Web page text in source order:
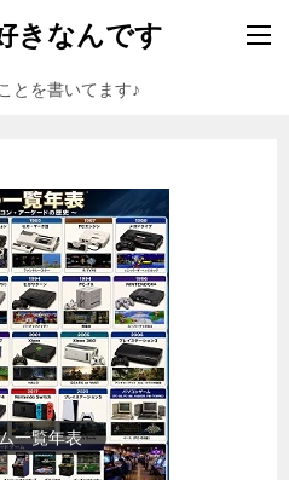
きなんです
とを書いてます♪
一覧年表